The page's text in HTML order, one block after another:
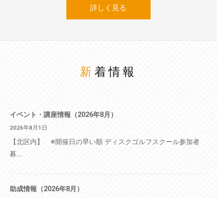
詳しく見る
新着情報
イベント・講座情報（2026年8月）
2026年8月1日
【北区内】 ※開催日の早い順 ディスクゴルフスクール参加者
募...
助成情報（2026年8月）